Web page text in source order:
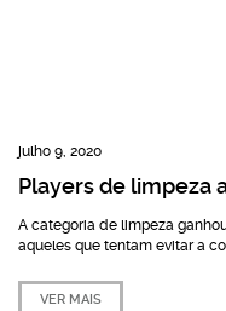
julho 9, 2020
Players de limpeza
A categoria de limpeza
aqueles que tentam evitar a
VER MAIS